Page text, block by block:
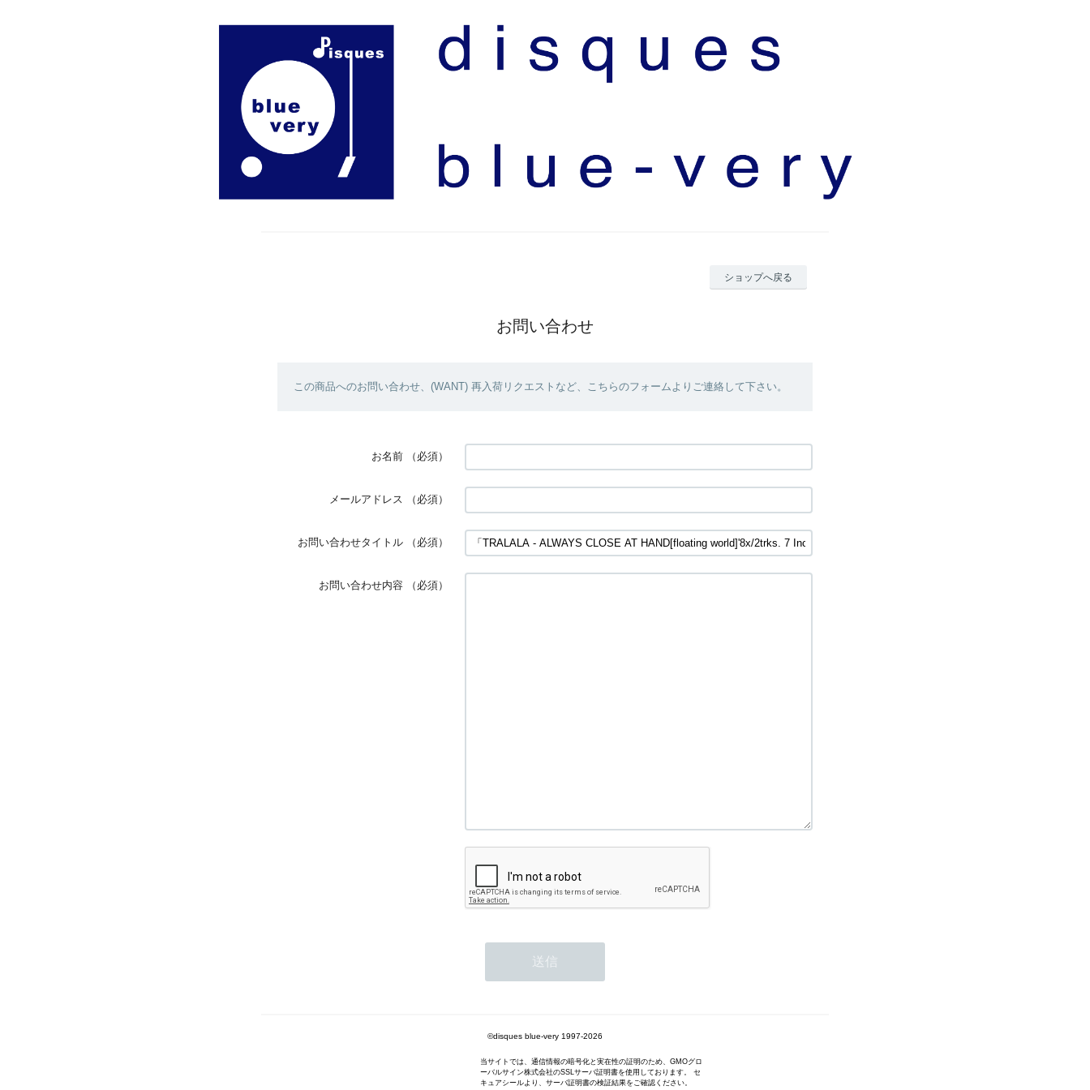
ショップへ戻る
お問い合わせ
この商品へのお問い合わせ、(WANT) 再入荷リクエストなど、こちらのフォームよりご連絡して下さい。
お名前 （必須）
メールアドレス （必須）
お問い合わせタイトル （必須）
お問い合わせ内容 （必須）
©disques blue-very 1997-2026
当サイトでは、通信情報の暗号化と実在性の証明のため、GMOグロ
ーバルサイン株式会社のSSLサーバ証明書を使用しております。 セ
キュアシールより、サーバ証明書の検証結果をご確認ください。